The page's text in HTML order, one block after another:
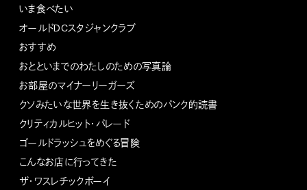
いま食べたい
オールドDCスタジャンクラブ
おすすめ
おとといまでのわたしのための写真論
お部屋のマイナーリーガーズ
クソみたいな世界を生き抜くためのパンク的読書
クリティカルヒット・パレード
ゴールドラッシュをめぐる冒険
こんなお店に行ってきた
ザ・ワスレチックボーイ